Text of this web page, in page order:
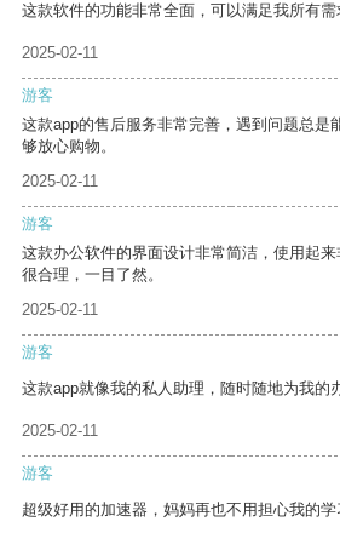
这款软件的功能非常全面，可以满足我所有需
2025-02-11
游客
这款app的售后服务非常完善，遇到问题总是
够放心购物。
2025-02-11
游客
这款办公软件的界面设计非常简洁，使用起
很合理，一目了然。
2025-02-11
游客
这款app就像我的私人助理，随时随地为我的
2025-02-11
游客
超级好用的加速器，妈妈再也不用担心我的学